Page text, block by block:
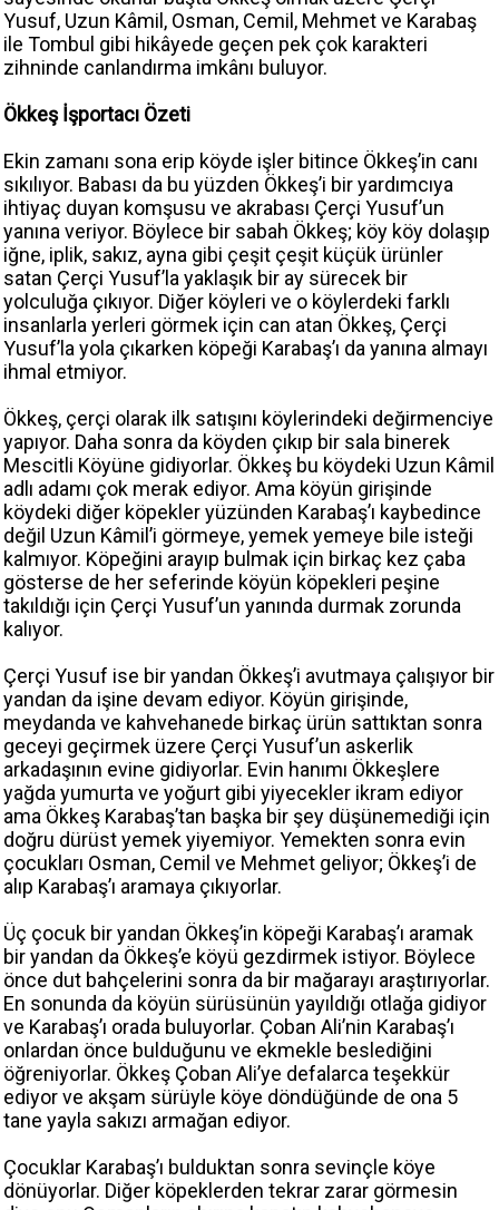
Yusuf, Uzun Kâmil, Osman, Cemil, Mehmet ve Karabaş
ile Tombul gibi hikâyede geçen pek çok karakteri
zihninde canlandırma imkânı buluyor.
Ökkeş İşportacı Özeti
Ekin zamanı sona erip köyde işler bitince Ökkeş’in canı
sıkılıyor. Babası da bu yüzden Ökkeş’i bir yardımcıya
ihtiyaç duyan komşusu ve akrabası Çerçi Yusuf’un
yanına veriyor. Böylece bir sabah Ökkeş; köy köy dolaşıp
iğne, iplik, sakız, ayna gibi çeşit çeşit küçük ürünler
satan Çerçi Yusuf’la yaklaşık bir ay sürecek bir
yolculuğa çıkıyor. Diğer köyleri ve o köylerdeki farklı
insanlarla yerleri görmek için can atan Ökkeş, Çerçi
Yusuf’la yola çıkarken köpeği Karabaş’ı da yanına almayı
ihmal etmiyor.
Ökkeş, çerçi olarak ilk satışını köylerindeki değirmenciye
yapıyor. Daha sonra da köyden çıkıp bir sala binerek
Mescitli Köyüne gidiyorlar. Ökkeş bu köydeki Uzun Kâmil
adlı adamı çok merak ediyor. Ama köyün girişinde
köydeki diğer köpekler yüzünden Karabaş’ı kaybedince
değil Uzun Kâmil’i görmeye, yemek yemeye bile isteği
kalmıyor. Köpeğini arayıp bulmak için birkaç kez çaba
gösterse de her seferinde köyün köpekleri peşine
takıldığı için Çerçi Yusuf’un yanında durmak zorunda
kalıyor.
Çerçi Yusuf ise bir yandan Ökkeş’i avutmaya çalışıyor bir
yandan da işine devam ediyor. Köyün girişinde,
meydanda ve kahvehanede birkaç ürün sattıktan sonra
geceyi geçirmek üzere Çerçi Yusuf’un askerlik
arkadaşının evine gidiyorlar. Evin hanımı Ökkeşlere
yağda yumurta ve yoğurt gibi yiyecekler ikram ediyor
ama Ökkeş Karabaş’tan başka bir şey düşünemediği için
doğru dürüst yemek yiyemiyor. Yemekten sonra evin
çocukları Osman, Cemil ve Mehmet geliyor; Ökkeş’i de
alıp Karabaş’ı aramaya çıkıyorlar.
Üç çocuk bir yandan Ökkeş’in köpeği Karabaş’ı aramak
bir yandan da Ökkeş’e köyü gezdirmek istiyor. Böylece
önce dut bahçelerini sonra da bir mağarayı araştırıyorlar.
En sonunda da köyün sürüsünün yayıldığı otlağa gidiyor
ve Karabaş’ı orada buluyorlar. Çoban Ali’nin Karabaş’ı
onlardan önce bulduğunu ve ekmekle beslediğini
öğreniyorlar. Ökkeş Çoban Ali’ye defalarca teşekkür
ediyor ve akşam sürüyle köye döndüğünde de ona 5
tane yayla sakızı armağan ediyor.
Çocuklar Karabaş’ı bulduktan sonra sevinçle köye
dönüyorlar. Diğer köpeklerden tekrar zarar görmesin